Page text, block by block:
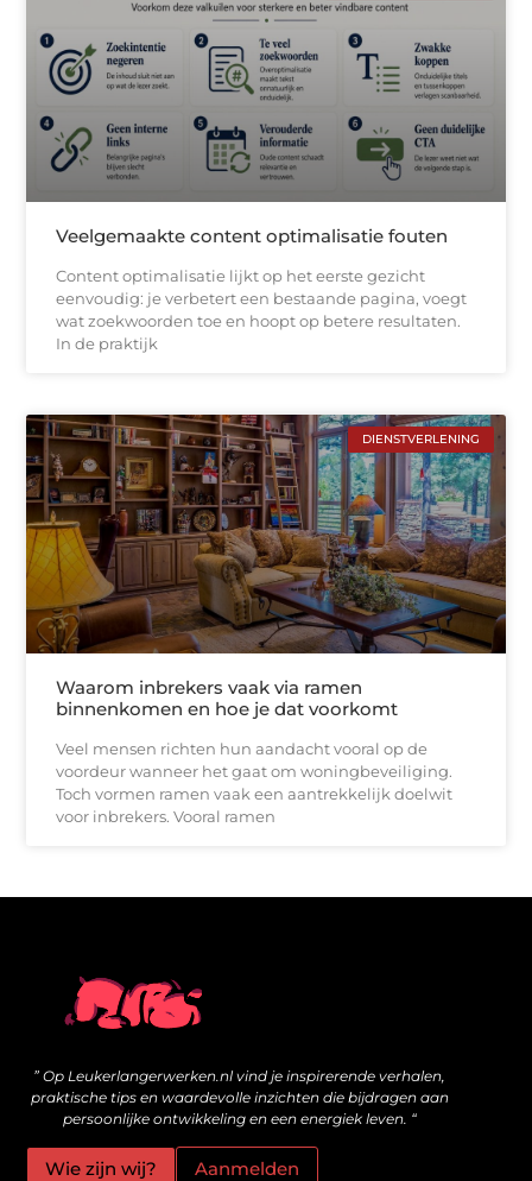
Veelgemaakte content optimalisatie fouten
Content optimalisatie lijkt op het eerste gezicht
eenvoudig: je verbetert een bestaande pagina, voegt
wat zoekwoorden toe en hoopt op betere resultaten.
In de praktijk
DIENSTVERLENING
Waarom inbrekers vaak via ramen
binnenkomen en hoe je dat voorkomt
Veel mensen richten hun aandacht vooral op de
voordeur wanneer het gaat om woningbeveiliging.
Toch vormen ramen vaak een aantrekkelijk doelwit
voor inbrekers. Vooral ramen
” Op Leukerlangerwerken.nl vind je inspirerende verhalen,
praktische tips en waardevolle inzichten die bijdragen aan
persoonlijke ontwikkeling en een energiek leven. “
Wie zijn wij? Aanmelden